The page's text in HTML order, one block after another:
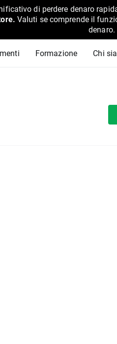
di perdere denaro
Valuti se comprende il
denaro.
Formazione Chi